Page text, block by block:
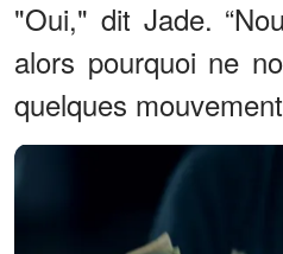
"Oui," dit Jade.
alors pourquoi ne
quelques